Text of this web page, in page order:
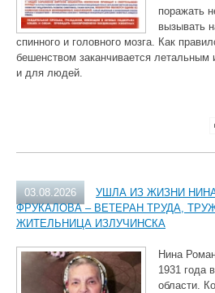
поражать
вызывать
спинного и головного мозга. Как
бешенством заканчивается
и для людей.
03.08.2026
УШЛА ИЗ ЖИЗНИ
ФРУКАЛОВА – ВЕТЕРАН ТРУДА,
ЖИТЕЛЬНИЦА ИЗЛУЧИНСКА
Нина
1931 года
области.